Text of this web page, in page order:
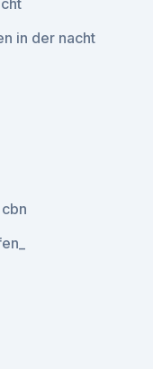
in der nacht